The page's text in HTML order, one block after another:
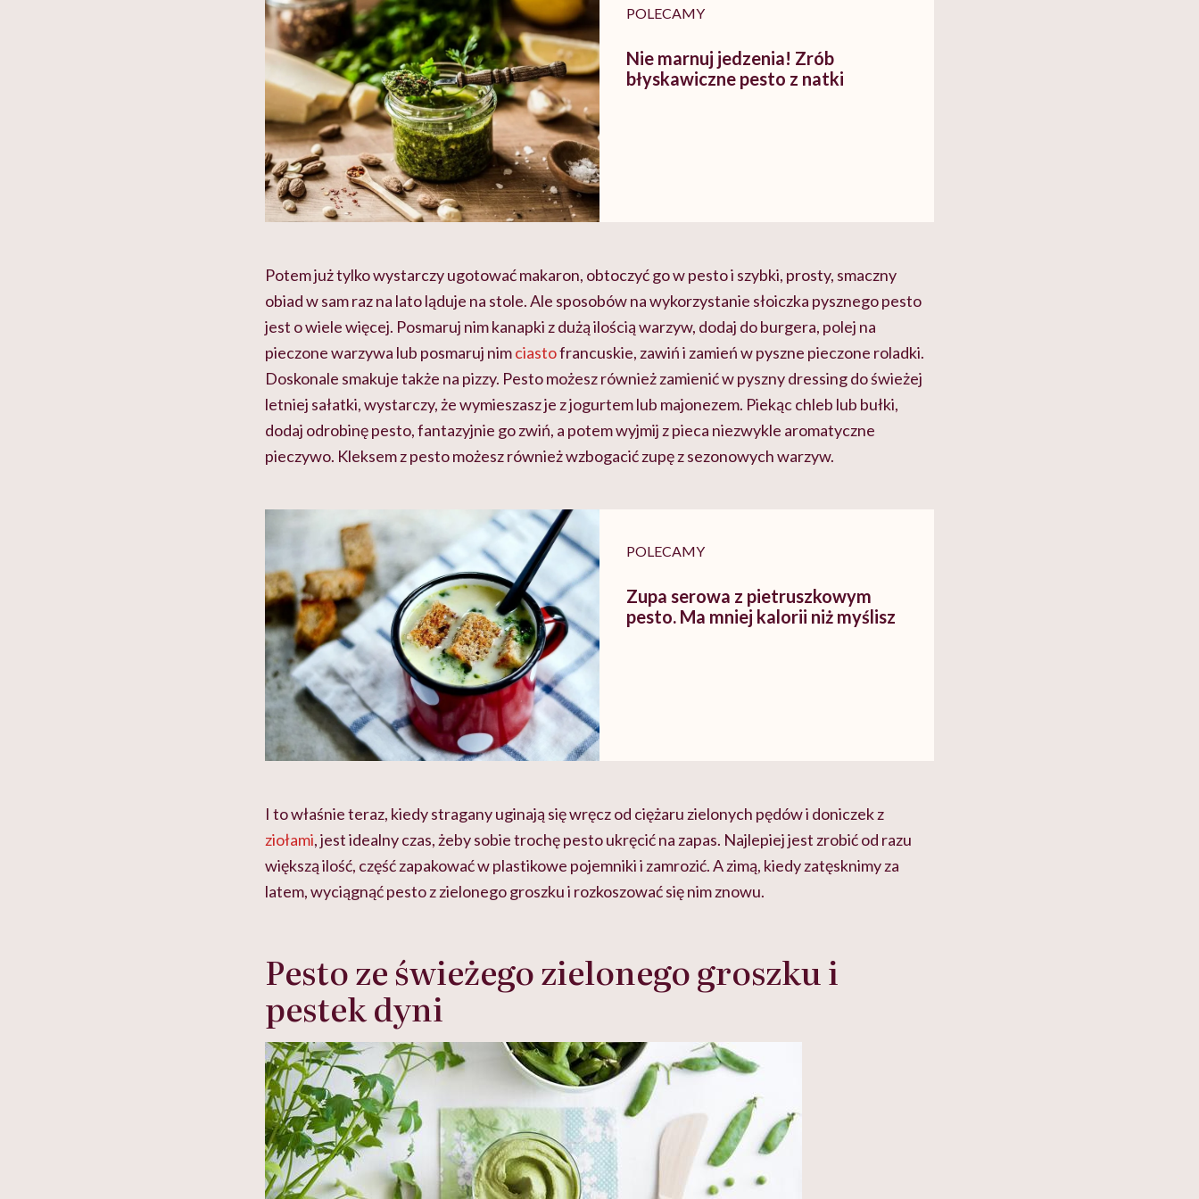
POLECAMY
Nie marnuj jedzenia! Zrób
błyskawiczne pesto z natki
Potem już tylko wystarczy ugotować makaron, obtoczyć go w pesto i szybki, prosty, smaczny
obiad w sam raz na lato ląduje na stole. Ale sposobów na wykorzystanie słoiczka pysznego pesto
jest o wiele więcej. Posmaruj nim kanapki z dużą ilością warzyw, dodaj do burgera, polej na
pieczone warzywa lub posmaruj nimciastofrancuskie, zawiń i zamień w pyszne pieczone roladki.
Doskonale smakuje także na pizzy. Pesto możesz również zamienić w pyszny dressing do świeżej
letniej sałatki, wystarczy, że wymieszasz je z jogurtem lub majonezem. Piekąc chleb lub bułki,
dodaj odrobinę pesto, fantazyjnie go zwiń, a potem wyjmij z pieca niezwykle aromatyczne
pieczywo. Kleksem z pesto możesz również wzbogacić zupę z sezonowych warzyw.
POLECAMY
Zupa serowa z pietruszkowym
pesto. Ma mniej kalorii niż myślisz
I to właśnie teraz, kiedy stragany uginają się wręcz od ciężaru zielonych pędów i doniczek z
ziołami, jest idealny czas, żeby sobie trochę pesto ukręcić na zapas. Najlepiej jest zrobić od razu
większą ilość, część zapakować w plastikowe pojemniki i zamrozić. A zimą, kiedy zatęsknimy za
latem, wyciągnąć pesto z zielonego groszku i rozkoszować się nim znowu.
Pesto ze świeżego zielonego groszku i
pestek dyni